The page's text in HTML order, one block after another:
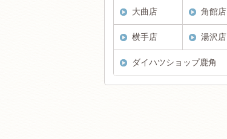
大曲店 角館店
横手店 湯沢店
ダイハツショップ鹿角